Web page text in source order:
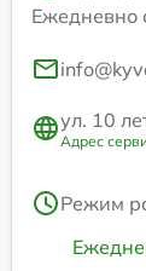
Ежедневно
ул. 10
Адрес
Режим